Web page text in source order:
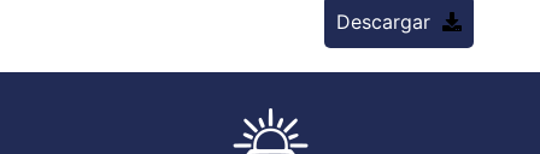
Descargar